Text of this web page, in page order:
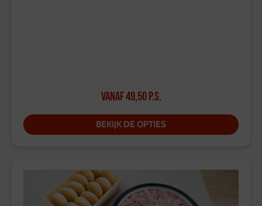
Vanaf49,50p.s.
BEKIJK DE OPTIES